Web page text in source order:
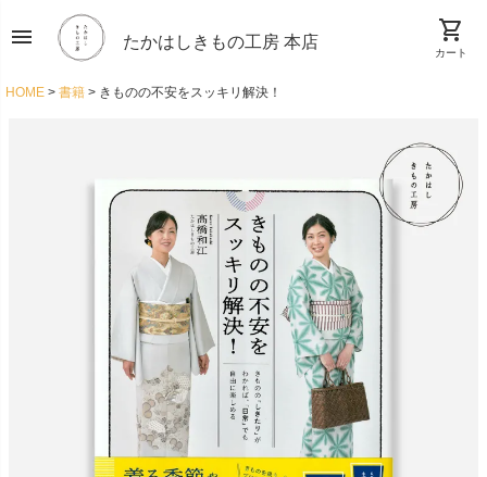
menu たかはしきもの工房 本店 shopping_cart
カート
HOME 書籍 きものの不安をスッキリ解決！